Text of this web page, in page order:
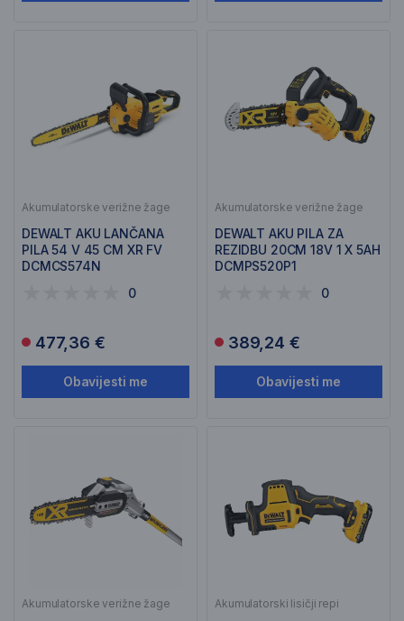
Akumulatorske verižne žage
DEWALT AKU LANČANA
PILA 54 V 45 CM XR FV
DCMCS574N
0
477,36 €
Obavijesti me
Akumulatorske verižne žage
DEWALT AKU PILA ZA
REZIDBU 20CM 18V 1 X 5AH
DCMPS520P1
0
389,24 €
Obavijesti me
Akumulatorske verižne žage Akumulatorski lisičji repi